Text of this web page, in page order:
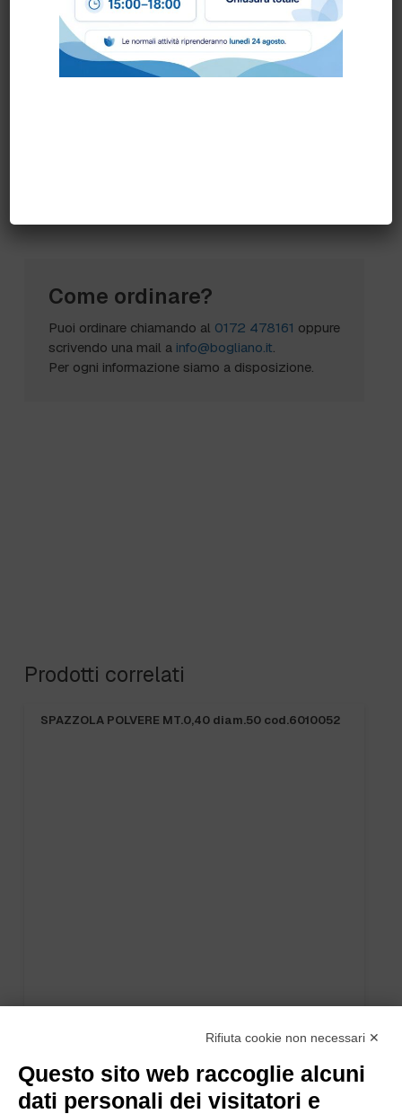
* MaterialeNon-Woven Nylon/Polyester Fiber
* Spessore25,4 mm
* Superfici consigliateCalcestruzzo, Marmo,
Come ordinare?
Puoi ordinare chiamando al 0172 478161 oppure
scrivendo una mail a info@bogliano.it.
Per ogni informazione siamo a disposizione.
Prodotti correlati
SPAZZOLA POLVERE MT.0,40 diam.50 cod.6010052
Rifiuta cookie non necessari ✕
Questo sito web raccoglie alcuni
dati personali dei visitatori e